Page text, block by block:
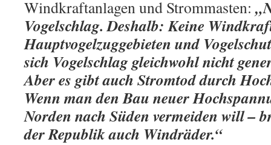
Windkraftanlagen und Strommasten:
Vogelschlag. Deshalb: Keine
Hauptvogelzuggebieten und
sich Vogelschlag gleichwohl nicht
Aber es gibt auch Stromtod durch
Wenn man den Bau neu­er
Norden nach Süden vermeiden will –
der Republik auch Windräder.“